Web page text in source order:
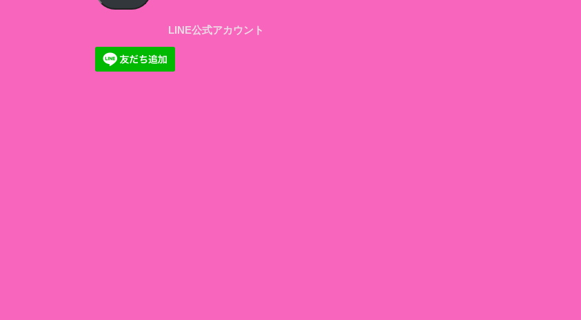
ア
レ
ス
LINE公式アカウント